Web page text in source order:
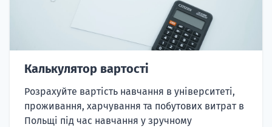
Калькулятор вартості
Розрахуйте вартість навчання в університеті,
проживання, харчування та побутових витрат в
Польщі під час навчання у зручному